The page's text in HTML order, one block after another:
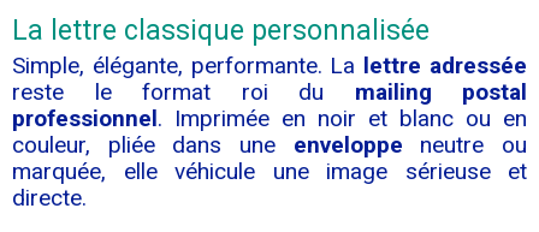
La lettre classique personnalisée
Simple, élégante, performante. La lettre adressée
reste le format roi du mailing postal
professionnel. Imprimée en noir et blanc ou en
couleur, pliée dans une enveloppe neutre ou
marquée, elle véhicule une image sérieuse et
directe.